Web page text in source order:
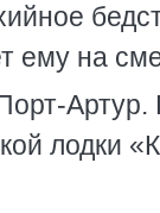
на
лодки